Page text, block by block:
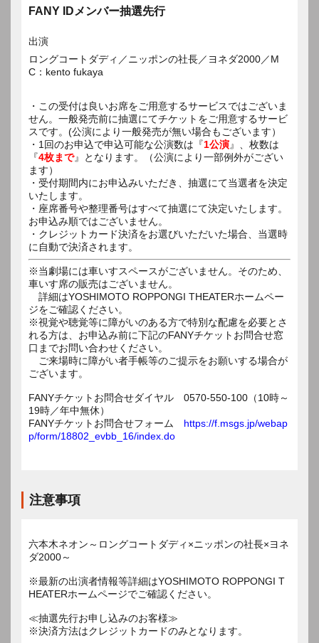
FANY IDメンバー抽選先行
出演
ロングコートダディ／ニッポンの社長／ヨネダ2000／M
C：kento fukaya
・この受付は良いお席をご用意するサービスではございま
せん。一般発売前に抽選にてチケットをご用意するサービ
スです。(公演により一般発売が無い場合もございます）
・1回のお申込で申込可能な公演数は『1公演』、枚数は
『4枚まで』となります。（公演により一部例外がござい
ます）
・受付期間内にお申込みいただき、抽選にて当選者を決定
いたします。
・座席番号や整理番号はすべて抽選にて決定いたします。
お申込み順ではございません。
・クレジットカード決済をお選びいただいた場合、当選時
に自動で決済されます。
※当劇場には車いすスペースがございません。そのため、
車いす席の販売はございません。
詳細はYOSHIMOTO ROPPONGI THEATERホームペー
ジをご確認ください。
※視覚や聴覚等に障がいのある方で特別な配慮を必要とさ
れる方は、お申込み前に下記のFANYチケットお問合せ窓
口までお問い合わせください。
ご来場時に障がい者手帳等のご提示をお願いする場合が
ございます。
FANYチケットお問合せダイヤル 0570-550-100（10時～
19時／年中無休）
FANYチケットお問合せフォーム https://f.msgs.jp/webap
p/form/18802_evbb_16/index.do
注意事項
六本木ネオン～ロングコートダディ×ニッポンの社長×ヨネ
ダ2000～
※最新の出演者情報等詳細はYOSHIMOTO ROPPONGI T
HEATERホームページでご確認ください。
≪抽選先行お申し込みのお客様≫
※決済方法はクレジットカードのみとなります。